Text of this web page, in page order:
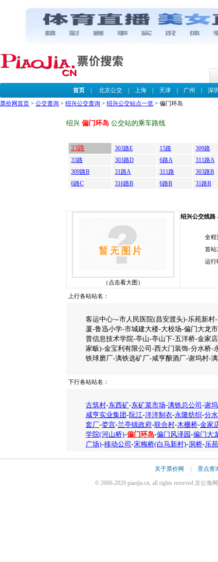
首页| 北京公交| 上海| 天津| 广州
深
票价网首页 > 公交查询 > 绍兴公交查询 > 绍兴公交站点一览 > 偏门环岛
绍兴 偏门环岛 公交站的乘车路线
23路 303路E 15路
309路
33路
303路D 6路A
311路A
309路B
31路A 311路
303路B
6路C
316路B 6路B 31路B
（点击看大图）
绍兴公交线路
全程
首站
运行
上行各站站名：
客运中心¬-市人民医院(昌安渡头)-乐苑新
厦-鲁迅小学-市城建大楼-大校场-偏门大龙
普信息技术学院-亭山-亭山下-五洋桥-金家
家畈)-金宝利有限公司-西大门装饰-分水桥-
铁球磨厂-漓铁选矿厂-咸亨酿酒厂-谢坞村-
下行各站站名：
古筑村-东西矿-东矿菜市场-漓铁总公司 -谢
咸亨实业集团 -阮江-洋洋制衣-永隆纺织-分
套厂-娄宫-兰亭镇政府-联合村-木栅桥-金家
学院(河山桥)-偏门环岛-偏门风泽园 -偏门大
广场)-移动公司 -宋梅桥(白马新村)-洞桥-乐
关于票价网 景点查
© 2006-2020 piaojia.cn, all rights reserved 京公海